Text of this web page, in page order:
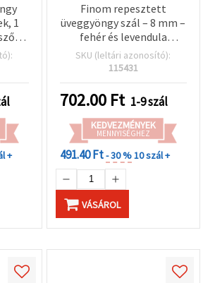
1
80
+
Finom repesztett
üveggyöngy szál – 8 mm –
fehér és levendula
aranyszínű kiemeléssel ~
105 db – kézműves
dekorációs
hobbikellékekhez
SKU (leltári azonosító):
115431
702.00 Ft 1-9 szál
KEDVEZMÉNYEK
MENNYISÉGHEZ
491.40 Ft- 30 %10 szál +
VÁSÁROL